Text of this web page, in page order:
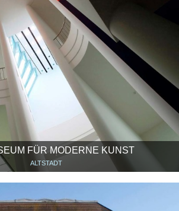
FÜR MODERNE KUNST
ALTSTADT